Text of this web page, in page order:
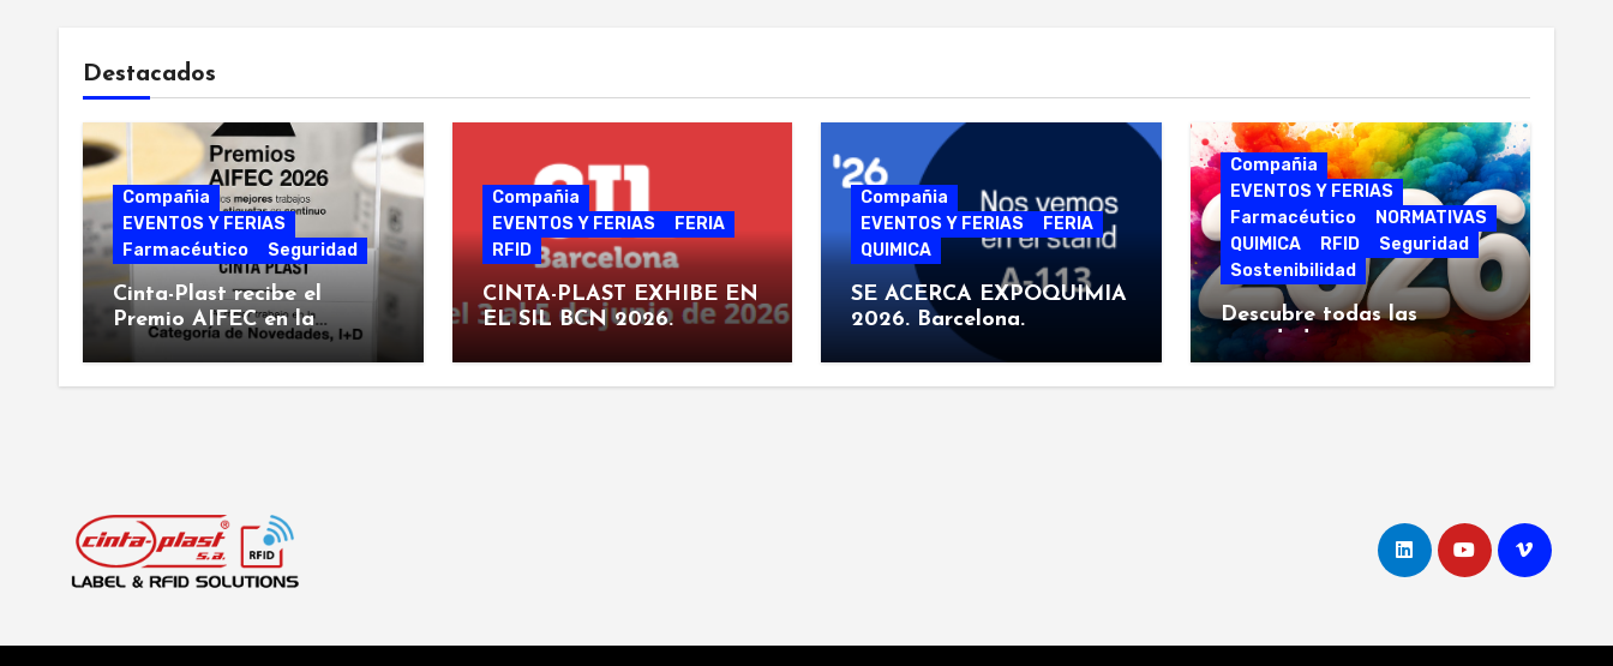
Destacados
Compañia
EVENTOS Y FERIAS
Farmacéutico
Seguridad
Cinta-Plast recibe el
Premio AIFEC en la
categoría de «Novedades,
I+D» por su nueva “Clinical
Compañia
EVENTOS Y FERIAS
FERIA
RFID
CINTA-PLAST EXHIBE EN
EL SIL BCN 2026.
Compañia
EVENTOS Y FERIAS
FERIA
QUIMICA
SE ACERCA EXPOQUIMIA
2026. Barcelona.
Compañia
EVENTOS Y FERIAS
Farmacéutico
NORMATIVAS
QUIMICA
RFID
Seguridad
Sostenibilidad
Descubre todas las
novedades en etiquetas
para este 2026. Visítanos
en las siguientes ferias.